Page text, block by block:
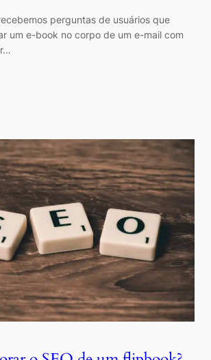
perguntas de usuários que
um e-book no corpo de um e-mail com